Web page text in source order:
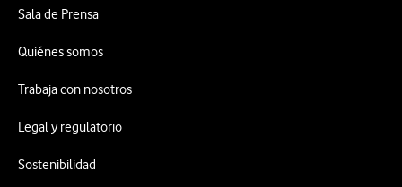
Sala de Prensa
Quiénes somos
Trabaja con nosotros
Legal y regulatorio
Sostenibilidad